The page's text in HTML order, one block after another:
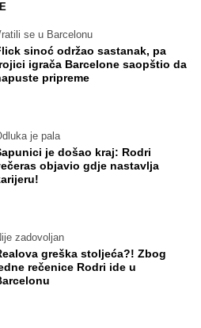
se u Barcelonu
sinoć održao sastanak, pa
igrača Barcelone saopštio da
pripreme
je pala
je došao kraj: Rodri
objavio gdje nastavlja
zadovoljan
greška stoljeća?! Zbog
rečenice Rodri ide u